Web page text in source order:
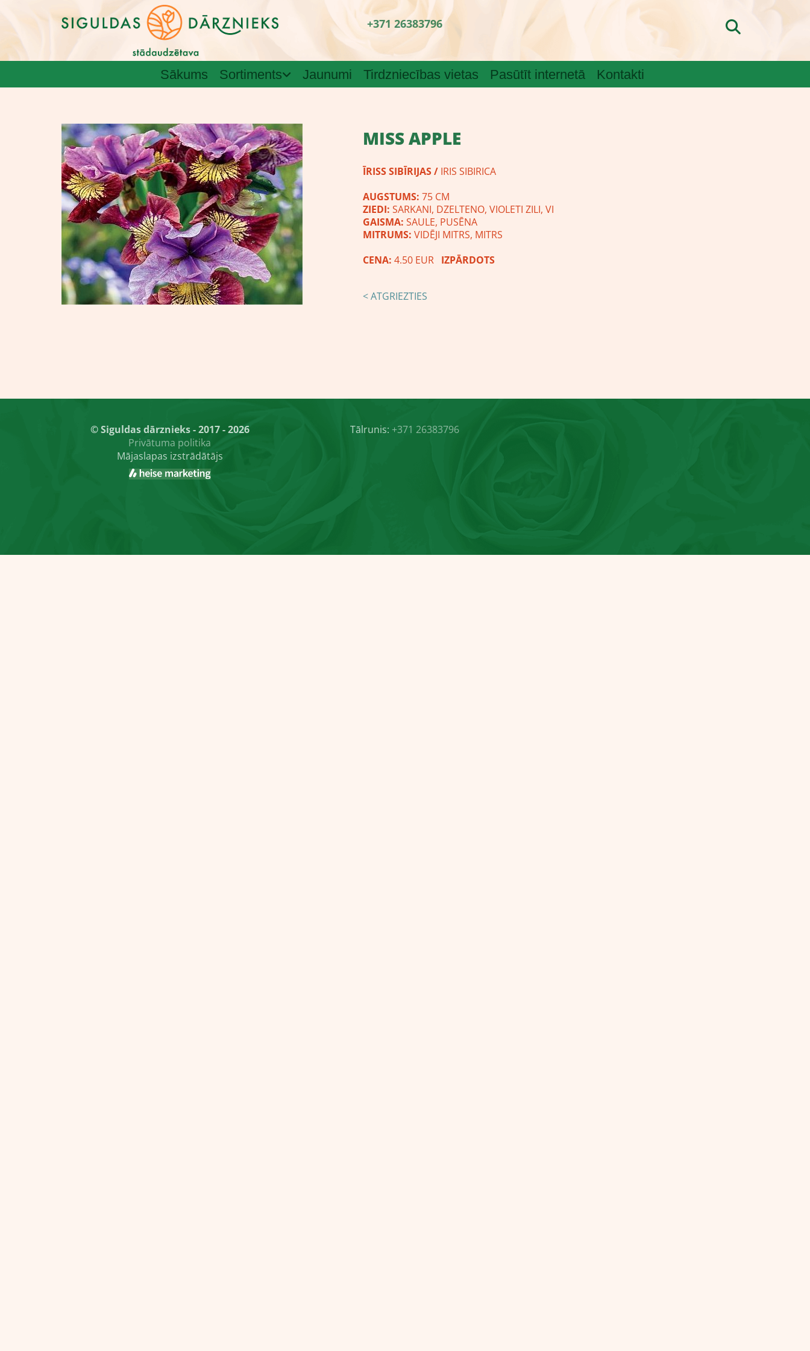
+371 26383796
Sākums Sortiments Jaunumi Tirdzniecības vietas Pasūtīt internetā Kontakti
MISS APPLE
ĪRISSSIBĪRIJAS / IRIS SIBIRICA
AUGSTUMS: 75 CM
ZIEDI: SARKANI, DZELTENO, VIOLETI ZILI, VI
GAISMA: SAULE, PUSĒNA
MITRUMS: VIDĒJI MITRS, MITRS
CENA: 4.50 EUR IZPĀRDOTS
< ATGRIEZTIES
© Siguldas dārznieks - 2017 - 2026
Privātuma politika
Mājaslapas izstrādātājs
Tālrunis: +371 26383796